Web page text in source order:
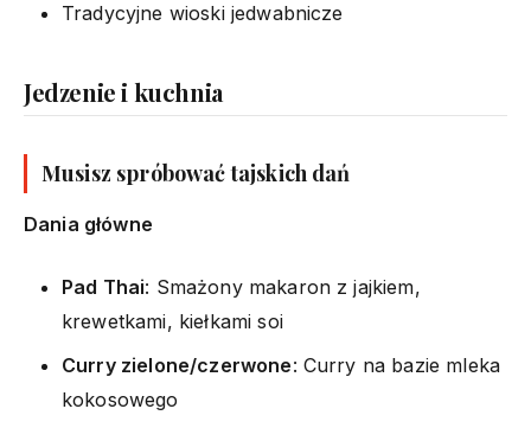
Tradycyjne wioski jedwabnicze
Jedzenie i kuchnia
Musisz spróbować tajskich dań
Dania główne
Pad Thai: Smażony makaron z jajkiem,
krewetkami, kiełkami soi
Curry zielone/czerwone: Curry na bazie mleka
kokosowego